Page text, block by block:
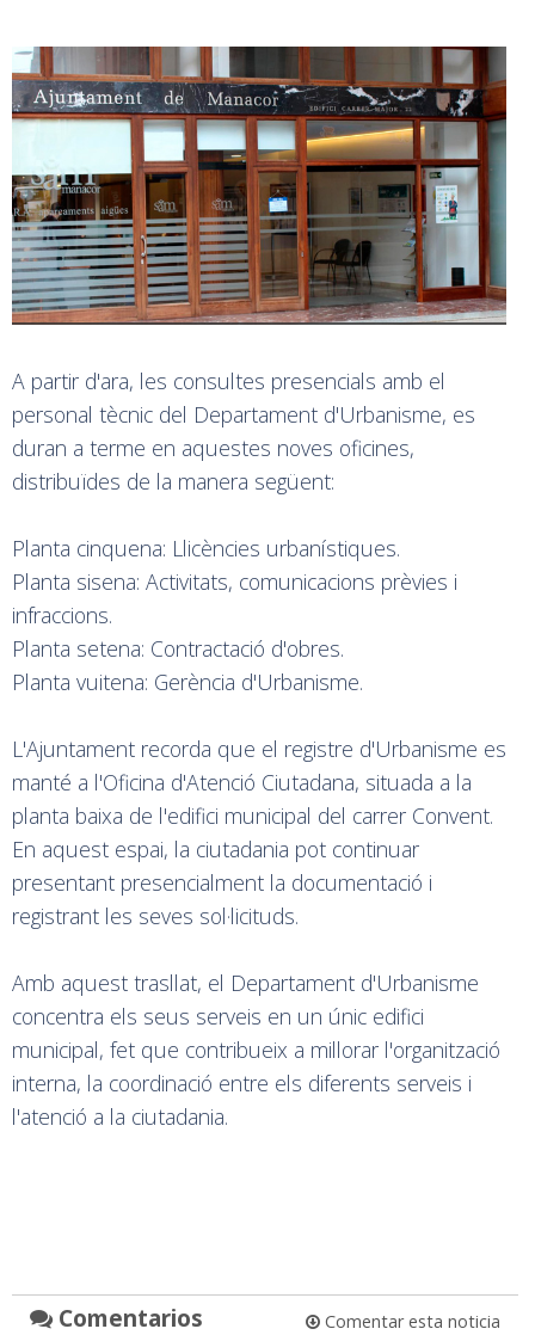
A partir d'ara, les consultes presencials amb el
personal tècnic del Departament d'Urbanisme, es
duran a terme en aquestes noves oficines,
distribuïdes de la manera següent:
Planta cinquena: Llicències urbanístiques.
Planta sisena: Activitats, comunicacions prèvies i
infraccions.
Planta setena: Contractació d'obres.
Planta vuitena: Gerència d'Urbanisme.
L'Ajuntament recorda que el registre d'Urbanisme es
manté a l'Oficina d'Atenció Ciutadana, situada a la
planta baixa de l'edifici municipal del carrer Convent.
En aquest espai, la ciutadania pot continuar
presentant presencialment la documentació i
registrant les seves sol·licituds.
Amb aquest trasllat, el Departament d'Urbanisme
concentra els seus serveis en un únic edifici
municipal, fet que contribueix a millorar l'organització
interna, la coordinació entre els diferents serveis i
l'atenció a la ciutadania.
Comentarios Comentar esta noticia